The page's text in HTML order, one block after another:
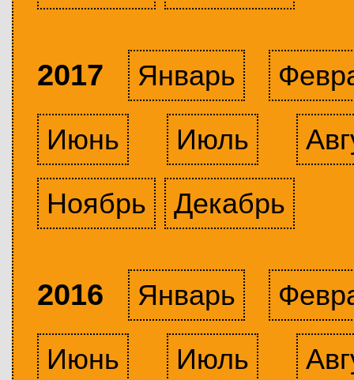
2017 Январь
Июнь
Июль
Ноябрь
Декабрь
2016 Январь
Июнь
Июль